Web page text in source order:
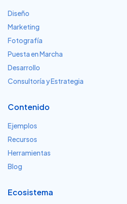
Diseño
Marketing
Fotografía
Puesta en Marcha
Desarrollo
Consultoría y Estrategia
Contenido
Ejemplos
Recursos
Herramientas
Blog
Ecosistema